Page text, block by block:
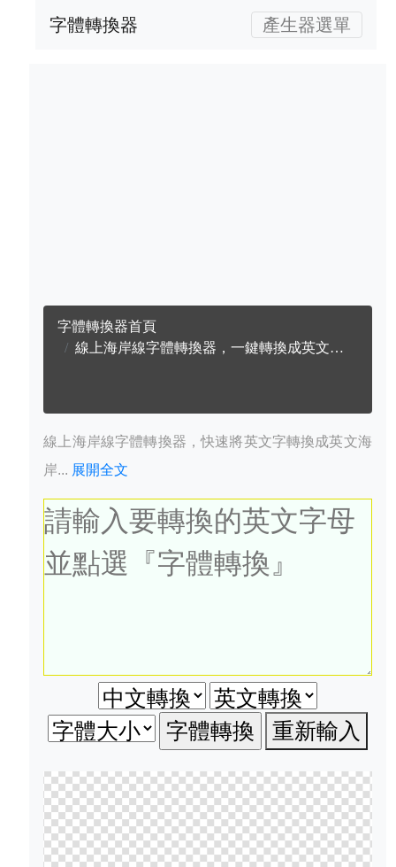
字體轉換器 產生器選單
字體轉換器首頁
線上海岸線字體轉換器，一鍵轉換成英文海岸線字體
線上海岸線字體轉換器，快速將英文字轉換成英文海
岸... 展開全文
重新輸入